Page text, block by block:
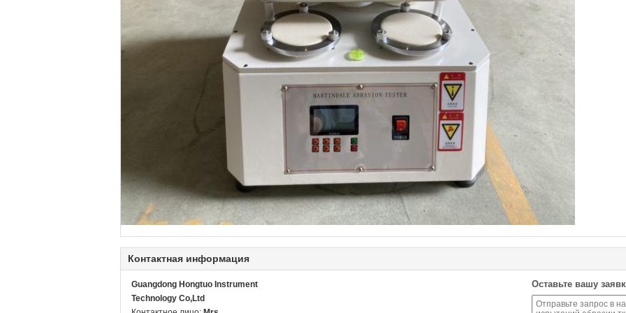
Контактная информация
Guangdong Hongtuo Instrument
Technology Co,Ltd
Оставьте вашу